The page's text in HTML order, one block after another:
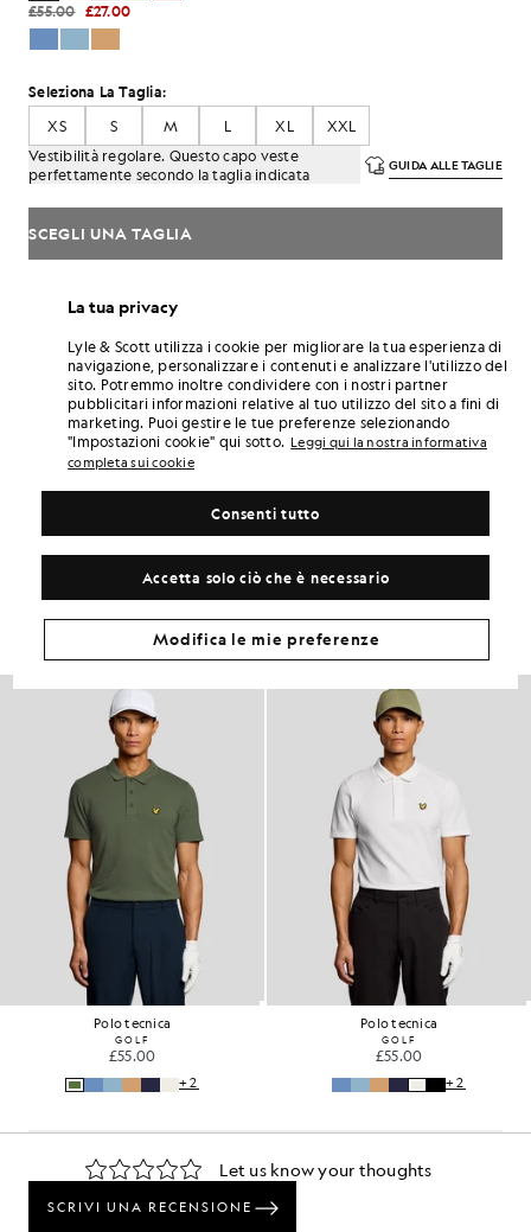
£55.00 £27.00
Seleziona La Taglia:
XS
S M L XL
XXL
Vestibilità regolare. Questo capo veste
perfettamente secondo la taglia indicata
GUIDA ALLE TAGLIE
SCEGLI UNA TAGLIA
Consegna gratuita per ordini superiori a 70 £
Guadagna il doppio! Con questo acquisto ottieni
punti330.
6 points = 1,00 £
ISCRIVITI
DETTAGLI DEL PRODOTTO
COMPOSIZIONE E CURA
Crea il tuo look
Polo tecnica
GOLF
£55.00
+2
Polo tecnica
GOLF
£55.00
+2
La tua privacy
Lyle & Scott utilizza i cookie per migliorare la tua esperienza di
navigazione, personalizzare i contenuti e analizzare l'utilizzo del
sito. Potremmo inoltre condividere con i nostri partner
pubblicitari informazioni relative al tuo utilizzo del sito a fini di
marketing. Puoi gestire le tue preferenze selezionando
"Impostazioni cookie" qui sotto. Leggi qui la nostra informativa
completa sui cookie
Accetta solo ciò che è necessario
Consenti tutto
Modifica le mie preferenze